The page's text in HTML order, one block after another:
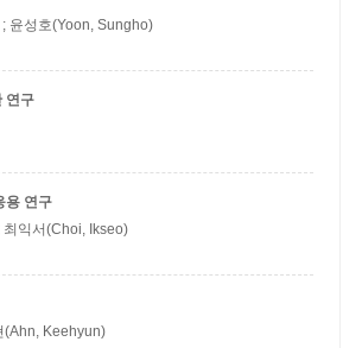
윤성호(Yoon, Sungho)
연구
용 연구
익서(Choi, Ikseo)
(Ahn, Keehyun)